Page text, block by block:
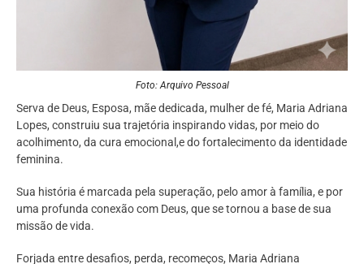
Foto: Arquivo Pessoal
Serva de Deus, Esposa, mãe dedicada, mulher de fé, Maria Adriana
Lopes, construiu sua trajetória inspirando vidas, por meio do
acolhimento, da cura emocional,e do fortalecimento da identidade
feminina.
Sua história é marcada pela superação, pelo amor à família, e por
uma profunda conexão com Deus, que se tornou a base de sua
missão de vida.
Forjada entre desafios, perda, recomeços, Maria Adriana